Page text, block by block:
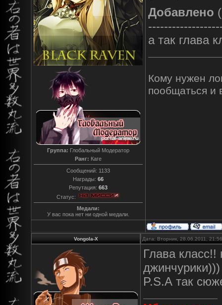
Группа: Глобальный Модератор
Ранг: Каге
Сообщений: 1133
Награды: 66
Репутация: 663
Статус:
Медали:
У вас пока нет ни одной медали.
Добавлено
а так глава
Кому нужен
пообщаться и
Vongola-X Дата: Вторник, 28.06.2011,
Глава
P.S.А так